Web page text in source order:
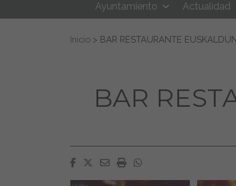
Ayuntamiento Actualidad
Buscar:
Inicio > BAR RESTAURANTE
BAR
Facebook
Twitter
EmailImprimirWhatsapp